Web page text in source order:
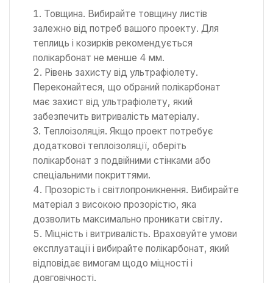
Товщина. Вибирайте товщину листів
залежно від потреб вашого проекту. Для
теплиць і козирків рекомендується
полікарбонат не менше 4 мм.
Рівень захисту від ультрафіолету.
Переконайтеся, що обраний полікарбонат
має захист від ультрафіолету, який
забезпечить витривалість матеріалу.
Теплоізоляція. Якщо проект потребує
додаткової теплоізоляції, оберіть
полікарбонат з подвійними стінками або
спеціальними покриттями.
Прозорість і світлопроникнення. Вибирайте
матеріал з високою прозорістю, яка
дозволить максимально проникати світлу.
Міцність і витривалість. Враховуйте умови
експлуатації і вибирайте полікарбонат, який
відповідає вимогам щодо міцності і
довговічності.